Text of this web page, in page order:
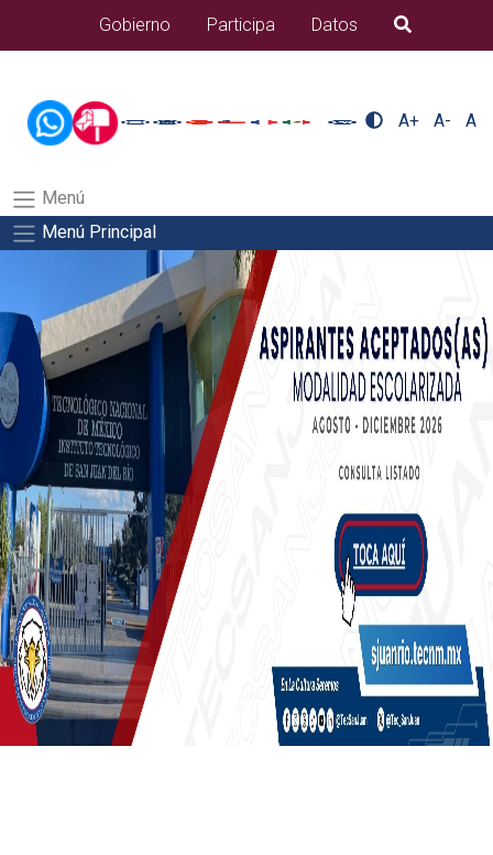
alumnos/residenciasSalida del comando:
Gobierno Participa Datos B�squeda
A+ A- A
Menú
Menú Principal